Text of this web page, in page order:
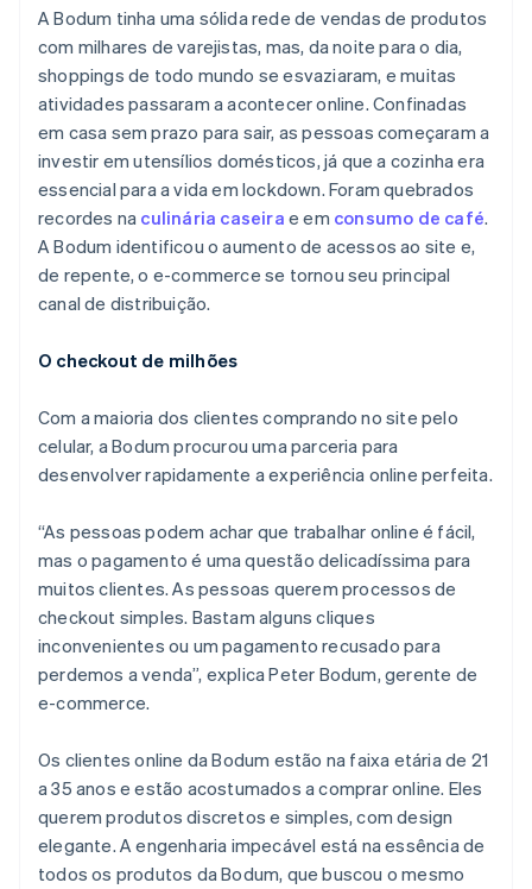
A Bodum tinha uma sólida rede de vendas de produtos
com milhares de varejistas, mas, da noite para o dia,
shoppings de todo mundo se esvaziaram, e muitas
atividades passaram a acontecer online. Confinadas
em casa sem prazo para sair, as pessoas começaram a
investir em utensílios domésticos, já que a cozinha era
essencial para a vida em lockdown. Foram quebrados
recordes na culinária caseira e em consumo de café.
A Bodum identificou o aumento de acessos ao site e,
de repente, o e-commerce se tornou seu principal
canal de distribuição.
O checkout de milhões
Com a maioria dos clientes comprando no site pelo
celular, a Bodum procurou uma parceria para
desenvolver rapidamente a experiência online perfeita.
“As pessoas podem achar que trabalhar online é fácil,
mas o pagamento é uma questão delicadíssima para
muitos clientes. As pessoas querem processos de
checkout simples. Bastam alguns cliques
inconvenientes ou um pagamento recusado para
perdemos a venda”, explica Peter Bodum, gerente de
e-commerce.
Os clientes online da Bodum estão na faixa etária de 21
a 35 anos e estão acostumados a comprar online. Eles
querem produtos discretos e simples, com design
elegante. A engenharia impecável está na essência de
todos os produtos da Bodum, que buscou o mesmo